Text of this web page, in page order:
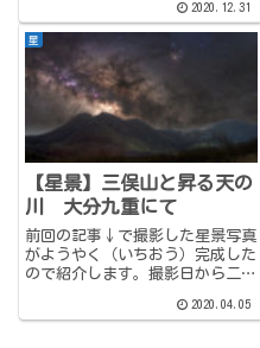
を平行にすることです。具体的に
は、天の北極（アバウトには北極
星）を所定の位置に導入すればよ
いのですが、これが思った以上
に...
2020.12.31
星
【星景】三俣山と昇る天の
川 大分九重にて
前回の記事↓で撮影した星景写真
がようやく（いちおう）完成した
ので紹介します。撮影日から二週
仕上げが遅い。せめて一週間ぐら
2020.04.05